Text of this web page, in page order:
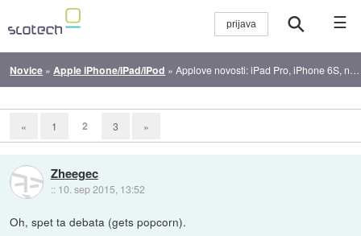
☰
Novice » Apple iPhone/iPad/iPod »Applove novosti: iPad Pro, iPhone 6S, nove ure, WatchOS 2, iOS 9
« 1 2 3 »
Zheegec
:: 10. sep 2015, 13:52
Oh, spet ta debata (gets popcorn).